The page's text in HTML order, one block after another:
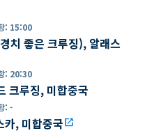
: 15:00
치 좋은 크루징), 알래스
: 20:30
크루징, 미합중국
: -
카, 미합중국open_in_new